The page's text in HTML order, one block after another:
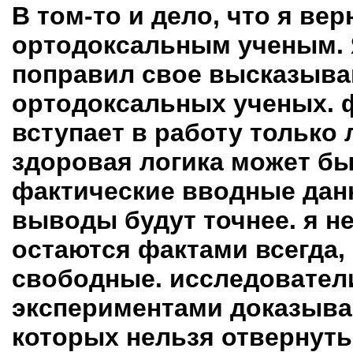
В том-то и дело, что я
ортодоксальным
поправил свое
ортодоксальных ученых.
вступает в работу
здоровая логика может
фактические вводные
выводы будут точнее. я
остаются фактами
свободные.
экспериментами
которых нельзя